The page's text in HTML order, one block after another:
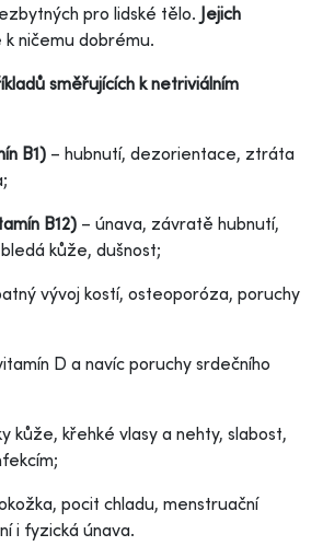
pro lidské tělo. Jejich
ničemu dobrému.
směřujících k netriviálním
B1) – hubnutí, dezorientace, ztráta
B12) – únava, závratě hubnutí,
kůže, dušnost;
vývoj kostí, osteoporóza, poruchy
D a navíc poruchy srdečního
kůže, křehké vlasy a nehty, slabost,
pocit chladu, menstruační
i fyzická únava.